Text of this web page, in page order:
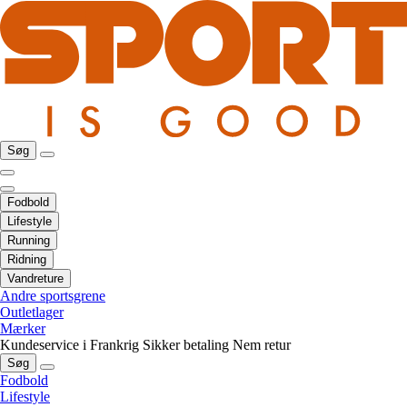
Søg
Fodbold
Lifestyle
Running
Ridning
Vandreture
Andre sportsgrene
Outletlager
Mærker
Kundeservice i Frankrig Sikker betaling Nem retur
Søg
Fodbold
Lifestyle